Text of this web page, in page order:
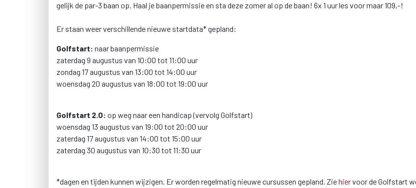
gelijk de par-3 baan op. Haal je baanpermissie en sta deze zomer al op de baan! 6x 1 uur les voor maar 109,-!
Er staan weer verschillende nieuwe startdata* gepland:
Golfstart: naar baanpermissie
zaterdag 9 augustus van 10:00 tot 11:00 uur
zondag 17 augustus van 13:00 tot 14:00 uur
woensdag 20 augustus van 18:00 tot 19:00 uur
Golfstart 2.0: op weg naar een handicap (vervolg Golfstart)
woensdag 13 augustus van 19:00 tot 20:00 uur
zaterdag 17 augustus van 14:00 tot 15:00 uur
zaterdag 30 augustus van 10:30 tot 11:30 uur
*dagen en tijden kunnen wijzigen. Er worden regelmatig nieuwe cursussen gepland. Ziehiervoor de Golfstart